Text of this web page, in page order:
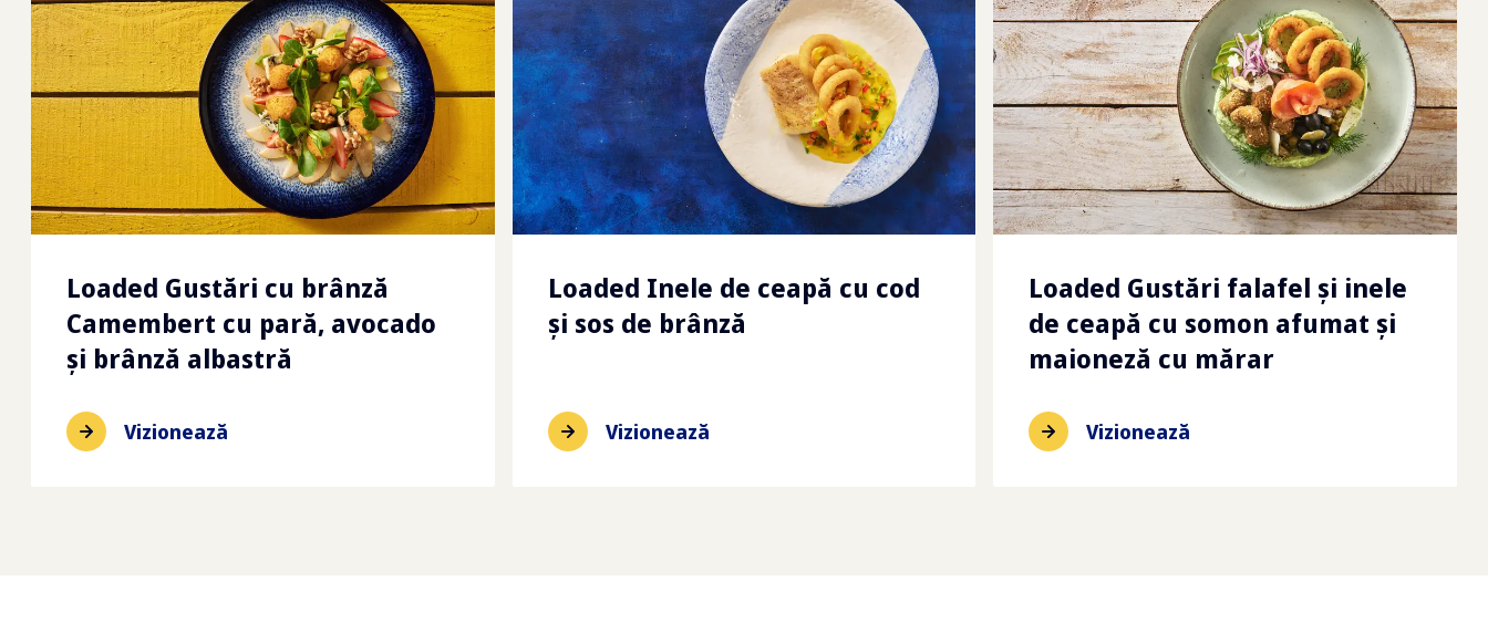
Loaded Gustări cu brânză
Camembert cu pară, avocado
și brânză albastră
Vizionează
Loaded Inele de ceapă cu cod
și sos de brânză
Vizionează
Loaded Gustări falafel și inele
de ceapă cu somon afumat și
maioneză cu mărar
Vizionează